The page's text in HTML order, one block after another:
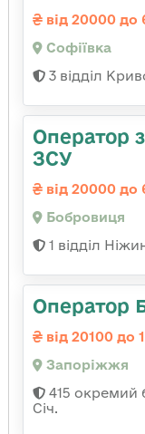
від 20000 до
Софіївка
3 відділ
Оператор
ЗСУ
від 20000 до
Бобровиця
1 відділ
Оператор
від 20100 до
Запоріжжя
415 окремий
Січ.